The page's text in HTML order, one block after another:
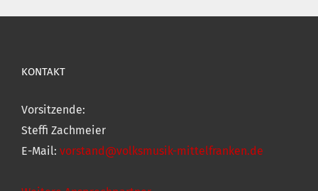
KONTAKT
Vorsitzende:
Steffi Zachmeier
E-Mail: vorstand@volksmusik-mittelfranken.de